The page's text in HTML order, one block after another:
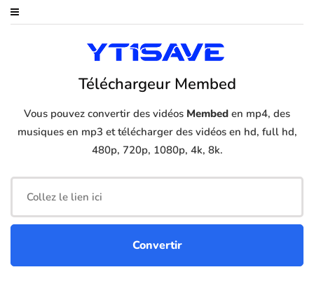
Téléchargeur Membed
Vous pouvez convertir des vidéos Membed en mp4, des
musiques en mp3 et télécharger des vidéos en hd, full hd,
480p, 720p, 1080p, 4k, 8k.